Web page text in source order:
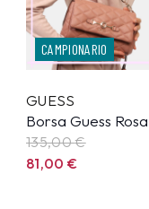
CAMPIONARIO
GUESS
Borsa Guess Rosa
135,00€
81,00€